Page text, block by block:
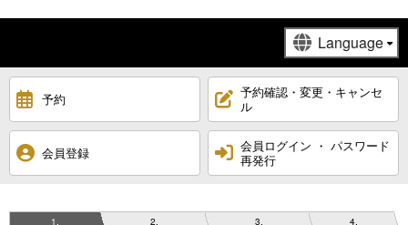
予約
予約確認・変更・キャンセ
ル
会員登録
会員ログイン ・ パスワード
再発行
1 2 3 4